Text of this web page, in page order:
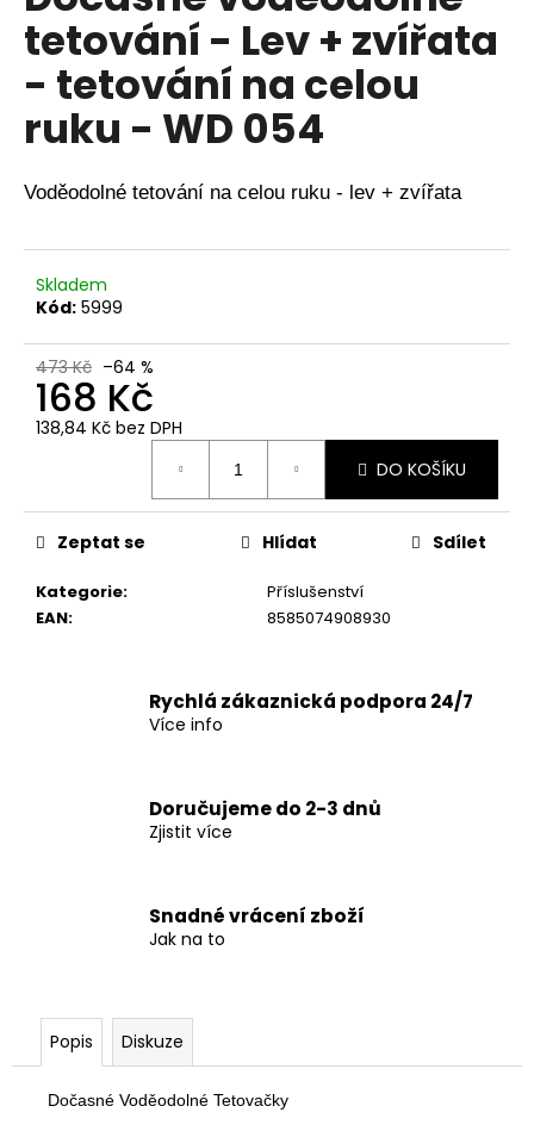
0,0
z
hvězdiček.
tetování - Lev + zvířata
- tetování na celou
ruku - WD 054
Voděodolné tetování na celou ruku - lev + zvířata
Skladem
Kód: 5999
473 Kč –64 %
168 Kč
138,84 Kč bez DPH
DO KOŠÍKU
Kategorie:
Příslušenství
EAN: 8585074908930
Zeptat se Hlídat Sdílet
Rychlá zákaznická podpora 24/7
Více info
Doručujeme do 2-3 dnů
Zjistit více
Snadné vrácení zboží
Jak na to
Popis Diskuze
Dočasné Voděodolné Tetovačky
a
j
í
t
?
D
p
u
č
e